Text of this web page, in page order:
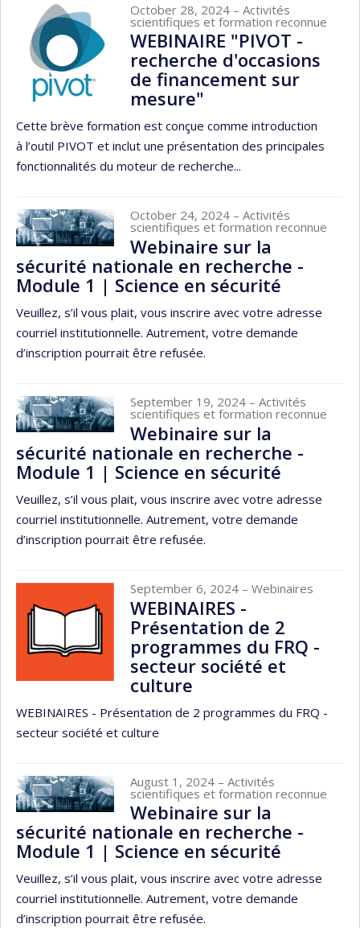
October 28, 2024 – Activités
scientifiques et formation reconnue
WEBINAIRE "PIVOT -
recherche d'occasions
de financement sur
mesure"
Cette brève formation est conçue comme introduction
à l’outil PIVOT et inclut une présentation des principales
fonctionnalités du moteur de recherche...
October 24, 2024 – Activités
scientifiques et formation reconnue
Webinaire sur la
sécurité nationale en recherche -
Module 1 | Science en sécurité
Veuillez, s’il vous plait, vous inscrire avec votre adresse
courriel institutionnelle. Autrement, votre demande
d’inscription pourrait être refusée.
September 19, 2024 – Activités
scientifiques et formation reconnue
Webinaire sur la
sécurité nationale en recherche -
Module 1 | Science en sécurité
Veuillez, s’il vous plait, vous inscrire avec votre adresse
courriel institutionnelle. Autrement, votre demande
d’inscription pourrait être refusée.
September 6, 2024 – Webinaires
WEBINAIRES -
Présentation de 2
programmes du FRQ -
secteur société et
culture
WEBINAIRES - Présentation de 2 programmes du FRQ -
secteur société et culture
August 1, 2024 – Activités
scientifiques et formation reconnue
Webinaire sur la
sécurité nationale en recherche -
Module 1 | Science en sécurité
Veuillez, s’il vous plait, vous inscrire avec votre adresse
courriel institutionnelle. Autrement, votre demande
d’inscription pourrait être refusée.